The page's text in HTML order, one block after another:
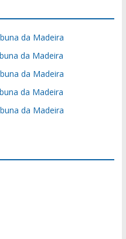
da Madeira
da Madeira
da Madeira
da Madeira
da Madeira